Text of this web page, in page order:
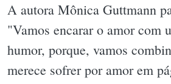
A autora Mônica Guttmann
"Vamos encarar o amor com
humor, porque, vamos
merece sofrer por amor em